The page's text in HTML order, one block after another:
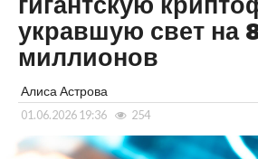
укравшую свет на
миллионов
Алиса Астрова
01.06.2026 19:36 254